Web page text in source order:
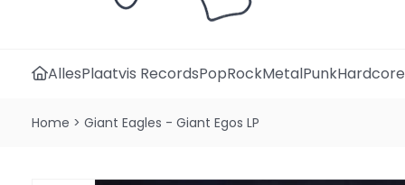
AllesPlaatvis RecordsPopRockMetalPunkHardcore
Home > Giant Eagles - Giant Egos LP